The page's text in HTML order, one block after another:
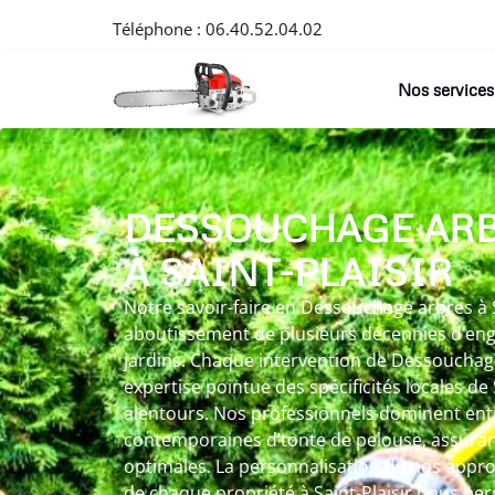
Téléphone : 06.40.52.04.02
Nos services
DESSOUCHAGE
À SAINT-PLAISIR
Notre savoir-faire en Dessouchage arbres
aboutissement de plusieurs décennies
jardins. Chaque intervention de
expertise pointue des spécificités locales de
alentours. Nos professionnels dominent
contemporaines d’tonte de pelouse,
optimales. La personnalisation de nos